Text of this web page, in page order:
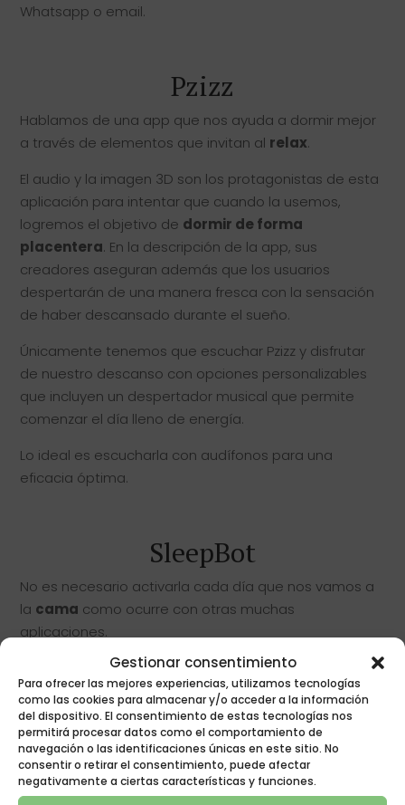
Gestionar consentimiento
Para ofrecer las mejores experiencias, utilizamos tecnologías
como las cookies para almacenar y/o acceder a la información
del dispositivo. El consentimiento de estas tecnologías nos
permitirá procesar datos como el comportamiento de
navegación o las identificaciones únicas en este sitio. No
consentir o retirar el consentimiento, puede afectar
negativamente a ciertas características y funciones.
Whatsapp o email.
Pzizz
Hablamos de una app que nos ayuda a dormir mejor
a través de elementos que invitan al relax.
El audio y la imagen 3D son los protagonistas de esta
aplicación para intentar que cuando la usemos,
logremos el objetivo de dormir de forma
placentera. En la descripción de la app, sus
creadores aseguran además que los usuarios
despertarán de una manera fresca con la sensación
de haber descansado durante el sueño.
Únicamente tenemos que escuchar Pzizz y disfrutar
de nuestro descanso con opciones personalizables
que incluyen un despertador musical que permite
comenzar el día lleno de energía.
Lo ideal es escucharla con audífonos para una
eficacia óptima.
SleepBot
No es necesario activarla cada día que nos vamos a
la cama como ocurre con otras muchas
aplicaciones.
SleepBot nos muestra una serie de gráficas en las
que podemos ver las tendencias, duración media del
sueño, patrones y horas a las que nos acostamos y
despertamos. Además, permite crear, editar y borrar
varios registros por día.
Además, ofrece información sobre eldescansoy la